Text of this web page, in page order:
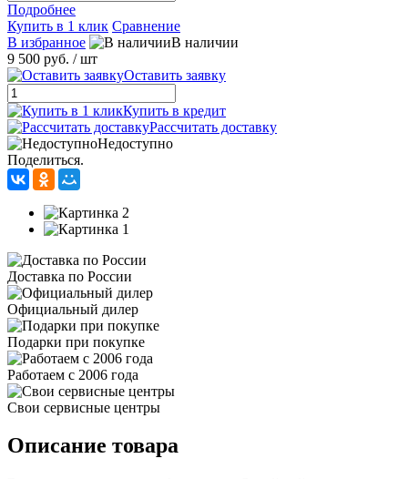
Подробнее
Купить в 1 клик Сравнение
В избранное
В наличии
9 500 руб. / шт
Оставить заявку
Купить в кредит
Рассчитать доставку
Недоступно
Поделиться.
Доставка по России
Официальный дилер
Подарки при покупке
Работаем с 2006 года
Свои сервисные центры
Описание товара